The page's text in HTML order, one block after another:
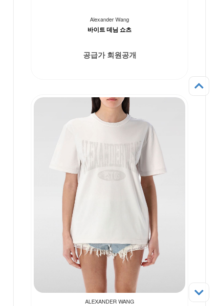
Alexander Wang
바이트 데님 쇼츠
공급가 회원공개
ALEXANDER WANG